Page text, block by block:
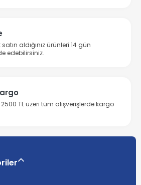
aldığınız ürünleri 14 gün
edebilirsiniz.
TL üzeri tüm alışverişlerde kargo